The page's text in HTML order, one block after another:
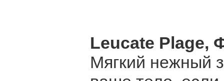
Leucate Plage,
Мягкий нежный